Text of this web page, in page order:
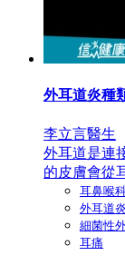
外耳道炎種
李立言醫生
外耳道是連
的皮膚會從
耳鼻喉
外耳道炎
細菌性
耳痛